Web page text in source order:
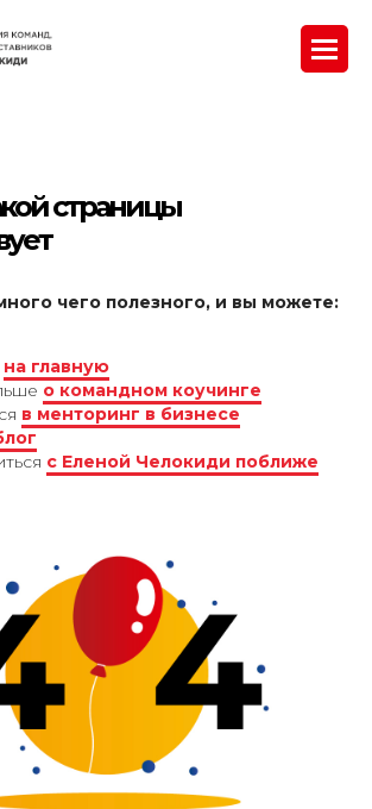
страницы
чего полезного, и вы можете:
на главную
о командном коучинге
в менторинг в бизнесе
с Еленой Челокиди поближе